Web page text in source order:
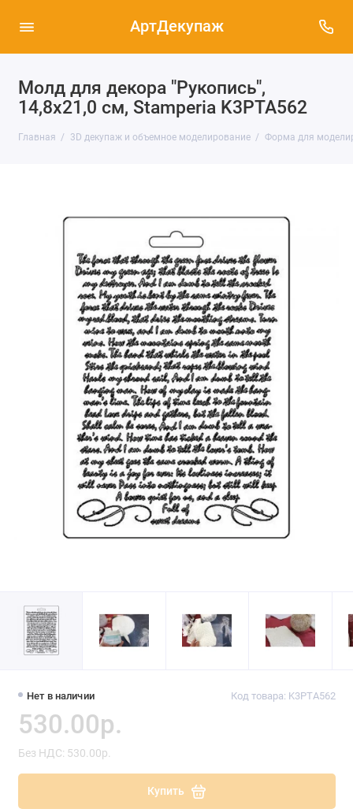
АртДекупаж
Молд для декора "Рукопись",
14,8х21,0 см, Stamperia K3PTA562
Главная 3D декупаж и объемное моделирование Форма для
Нет в наличии Код товара: K3PTA562
530.00р.
Без НДС: 530.00р.
Купить